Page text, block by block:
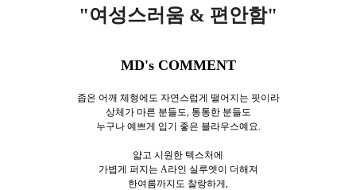
"여성스러움 & 편안함"
MD's COMMENT
좁은 어깨 체형에도 자연스럽게 떨어지는 핏이라
상체가 마른 분들도, 통통한 분들도
누구나 예쁘게 입기 좋은 블라우스예요.
얇고 시원한 텍스처에
가볍게 퍼지는 A라인 실루엣이 더해져
한여름까지도 찰랑하게,